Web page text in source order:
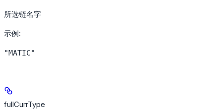
所选链名字
示例:
"MATIC"
fullCurrType